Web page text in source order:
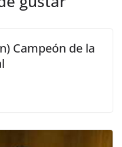
Campeón de la